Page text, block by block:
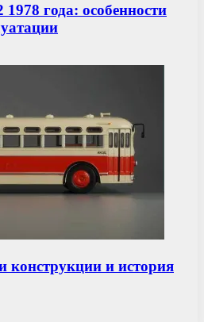
года: особенности
конструкции и история